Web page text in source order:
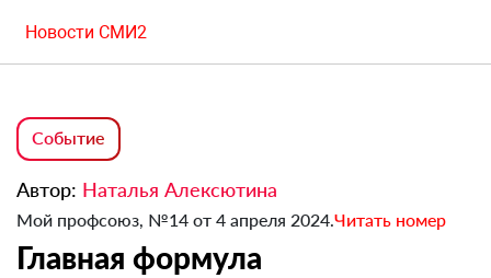
Новости СМИ2
Событие
Автор: Наталья Алексютина
Мой профсоюз, №14 от 4 апреля 2024.Читать номер
Главная формула